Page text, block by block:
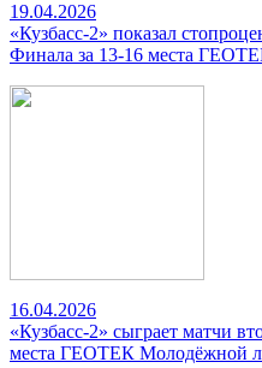
19.04.2026
«Кузбасс-2» показал
Финала за 13-16 места
16.04.2026
«Кузбасс-2» сыграет матчи
места ГЕОТЕК Молодёжной